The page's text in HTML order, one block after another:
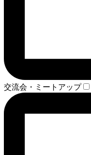
交流会・ミートアップ